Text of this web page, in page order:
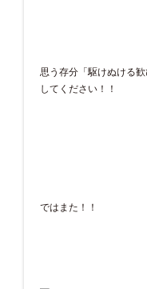
思う存分「駆けぬける
してください！！
ではまた！！